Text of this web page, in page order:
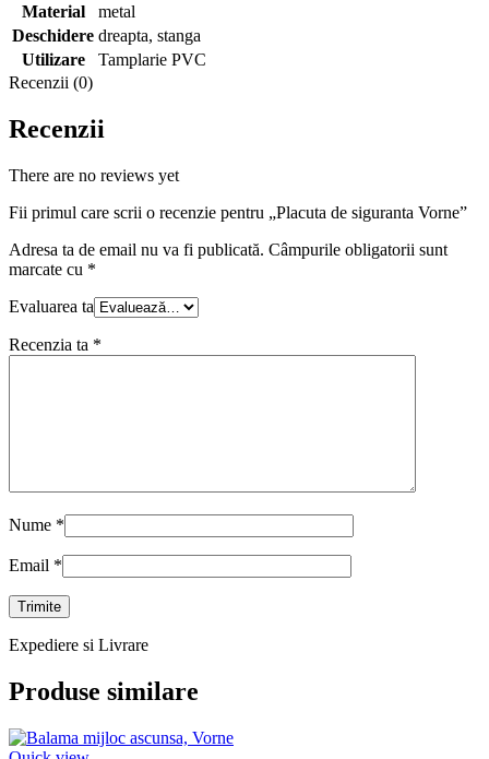
Material
metal
Deschidere dreapta, stanga
Utilizare
Tamplarie PVC
Recenzii (0)
Recenzii
There are no reviews yet
Fii primul care scrii o recenzie pentru „Placuta de siguranta Vorne”
Adresa ta de email nu va fi publicată. Câmpurile obligatorii sunt
marcate cu *
Evaluarea ta
Recenzia ta *
Nume *
Email *
Expediere si Livrare
Produse similare